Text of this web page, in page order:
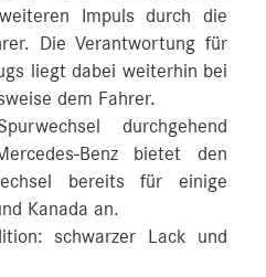
Impuls durch die
Die Verantwortung für
liegt dabei weiterhin bei
dem Fahrer.
durchgehend
bietet den
bereits für einige
Kanada an.
schwarzer Lack und